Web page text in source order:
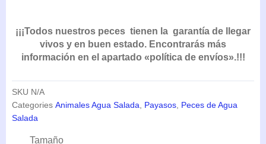
¡¡¡Todos nuestros peces tienen la garantía de llegar
vivos y en buen estado. Encontrarás más
información en el apartado «política de envíos».!!!
SKU N/A
Categories Animales Agua Salada Payasos Peces de Agua
Salada
Tamaño
Amphiprion